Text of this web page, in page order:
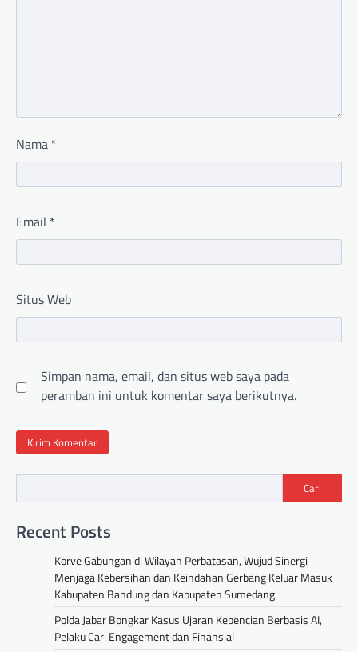
Nama *
Email *
Situs Web
Simpan nama, email, dan situs web saya pada
peramban ini untuk komentar saya berikutnya.
Cari
Recent Posts
Korve Gabungan di Wilayah Perbatasan, Wujud Sinergi
Menjaga Kebersihan dan Keindahan Gerbang Keluar Masuk
Kabupaten Bandung dan Kabupaten Sumedang.
Polda Jabar Bongkar Kasus Ujaran Kebencian Berbasis AI,
Pelaku Cari Engagement dan Finansial